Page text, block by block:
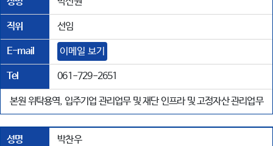
직위 선임
E-mail 이메일 보기
Tel 061-729-2651
본원 위탁용역, 입주기업 관리업무 및 재단 인프라 및 고정자산 관리업무
성명 박찬우